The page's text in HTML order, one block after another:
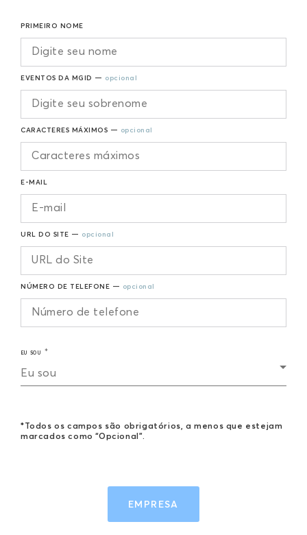
PRIMEIRO NOME
EVENTOS DA MGID — opcional
CARACTERES MÁXIMOS — opcional
E-MAIL
URL DO SITE — opcional
NÚMERO DE TELEFONE — opcional
EU SOU
Eu sou
*Todos os campos são obrigatórios, a menos que estejam
marcados como “Opcional”.
EMPRESA